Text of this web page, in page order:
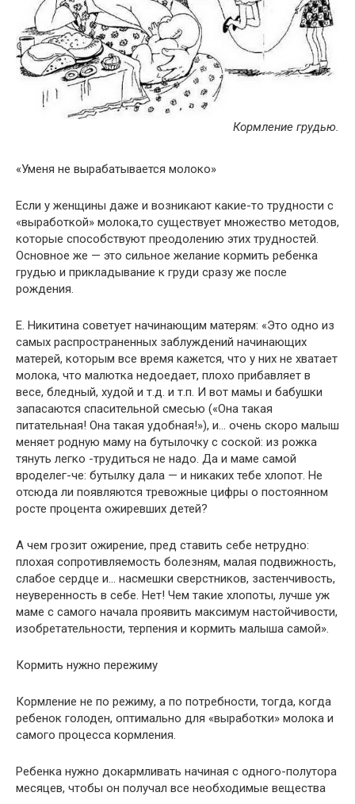
Кормление грудью.
«Уменя не вырабатывается молоко»
Если у женщины даже и возникают какие-то трудности с
«выработкой» молока,то существует множество методов,
которые способствуют преодолению этих трудностей.
Основное же — это сильное желание кормить ребенка
грудью и прикладывание к груди сразу же после
рождения.
Е. Никитина советует начинающим матерям: «Это одно из
самых распространенных заблуждений начинающих
матерей, которым все время кажется, что у них не хватает
молока, что малютка недоедает, плохо прибавляет в
весе, бледный, худой и т.д. и т.п. И вот мамы и бабушки
запасаются спасительной смесью («Она такая
питательная! Она такая удобная!»), и… очень скоро малыш
меняет родную маму на бутылочку с соской: из рожка
тянуть легко -трудиться не надо. Да и маме самой
вроделег-че: бутылку дала — и никаких тебе хлопот. Не
отсюда ли появляются тревожные цифры о постоянном
росте процента ожиревших детей?
А чем грозит ожирение, пред ставить себе нетрудно:
плохая сопротивляемость болезням, малая подвижность,
слабое сердце и… насмешки сверстников, застенчивость,
неуверенность в себе. Нет! Чем такие хлопоты, лучше уж
маме с самого начала проявить максимум настойчивости,
изобретательности, терпения и кормить малыша самой».
Кормить нужно пережиму
Кормление не по режиму, а по потребности, тогда, когда
ребенок голоден, оптимально для «выработки» молока и
самого процесса кормления.
Ребенка нужно докармливать начиная с одного-полутора
месяцев, чтобы он получал все необходимые вещества